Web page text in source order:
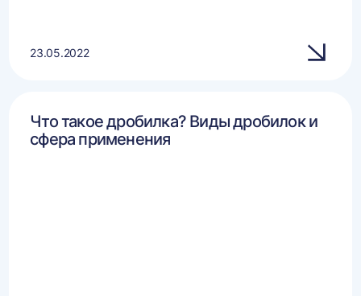
23.05.2022
Что такое дробилка? Виды дробилок и
сфера применения